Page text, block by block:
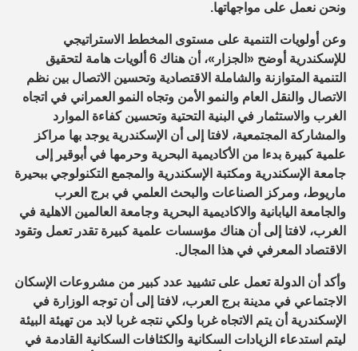
ونحن نعمل على مواجهاتها.
وعن أولويات التنمية على مستوى المخطط الاستراتيجي
للإسكندرية أوضح «الجزار»، أن هناك 6 ألويات هامة لتحقيق
التنمية المتوازنة والشاملة الاقتصادية وتحسين الاتصال بين نظم
الاتصال والنقل العام والنمو الأمن وتجاه النمو العمراني في اتجاه
الغرب والاستثمار في البنية التحتية وتحسين كفاءة الموارد
والمشاركة المجتمعية، لافتا إلى أن الإسكندرية يوجد بها مراكز
علمية كبيرة بدءا من الأكاديمية البحرية وحرمها في أبوقير إلى
جامعة الإسكندرية ومكتبة الإسكندرية والمجمع التكنولوجي ببحيرة
ماريوط، ومركز الصناعات والبحث العلمي في برج العرب
والجامعة اليابانية والاكاديمية البحرية وجامعة العالمين الاهلية في
الغرب، لافتا إلى أن هناك مؤسسات علمية كبيرة تقدر تعمل وتقود
الاقتصاد المعرفي في هذا المجال.
وأكد أن الدولة تعمل على تشييد عدد كبير من مشروعات الإسكان
الاجتماعي في مدينة برج العرب، لافتا إلى أن توجه الوزارة في
الإسكندرية أن يتم الاتجاه غربا ولكي نتجه غربا لابد من تهيئة البيئة
ليتم استدعاء الزيادات السكانية والكثافات السكانية القادمة في